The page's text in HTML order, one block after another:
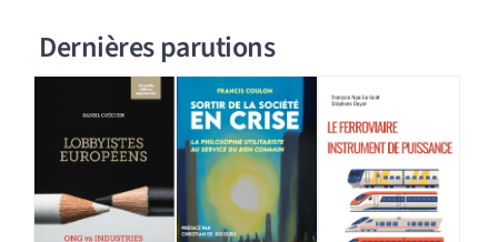
Dernières parutions